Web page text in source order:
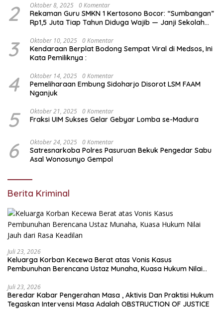
2 Oktober 8, 2025 0 Komentar
Rekaman Guru SMKN 1 Kertosono Bocor: “Sumbangan”
Rp1,5 Juta Tiap Tahun Diduga Wajib — Janji Sekolah
3 Oktober 10, 2025 0 Komentar
Kendaraan Berplat Bodong Sempat Viral di Medsos, Ini
Kata Pemiliknya :
4 Oktober 14, 2025 0 Komentar
Pemeliharaan Embung Sidoharjo Disorot LSM FAAM
Nganjuk
5 Oktober 21, 2025 0 Komentar
Fraksi UIM Sukses Gelar Gebyar Lomba se-Madura
6 Oktober 24, 2025 0 Komentar
Satresnarkoba Polres Pasuruan Bekuk Pengedar Sabu
Asal Wonosunyo Gempol
Berita Kriminal
Juli 23, 2026
Keluarga Korban Kecewa Berat atas Vonis Kasus
Pembunuhan Berencana Ustaz Munaha, Kuasa Hukum Nilai
Juli 23, 2026
Beredar Kabar Pengerahan Masa , Aktivis Dan Praktisi Hukum
Tegaskan Intervensi Masa Adalah OBSTRUCTION OF JUSTICE